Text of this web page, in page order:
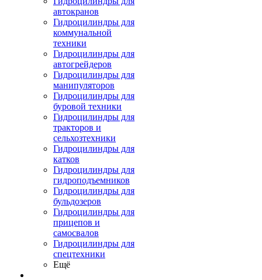
автокранов
Гидроцилиндры для
коммунальной
техники
Гидроцилиндры для
автогрейдеров
Гидроцилиндры для
манипуляторов
Гидроцилиндры для
буровой техники
Гидроцилиндры для
тракторов и
сельхозтехники
Гидроцилиндры для
катков
Гидроцилиндры для
гидроподъемников
Гидроцилиндры для
бульдозеров
Гидроцилиндры для
прицепов и
самосвалов
Гидроцилиндры для
спецтехники
Ещё